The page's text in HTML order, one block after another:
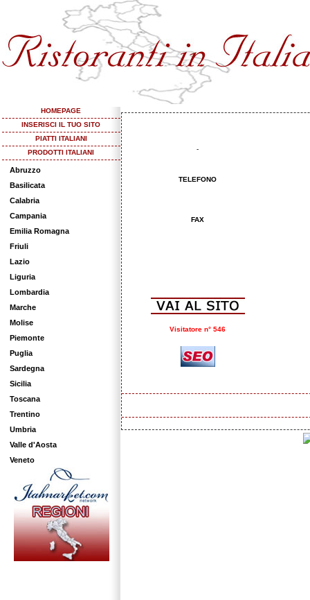
HOMEPAGE
INSERISCI IL TUO SITO
PIATTI ITALIANI
PRODOTTI ITALIANI
Abruzzo
Basilicata
Calabria
Campania
Emilia Romagna
Friuli
Lazio
Liguria
Lombardia
Marche
Molise
Piemonte
Puglia
Sardegna
Sicilia
Toscana
Trentino
Umbria
Valle d'Aosta
Veneto
-
TELEFONO
FAX
Visitatore n° 546